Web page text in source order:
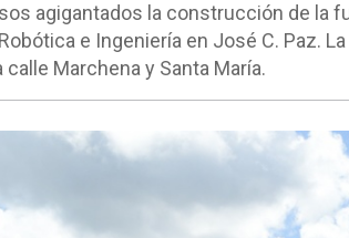
agigantados la construcción de la
e Ingeniería en José C. Paz.
calle Marchena y Santa María.